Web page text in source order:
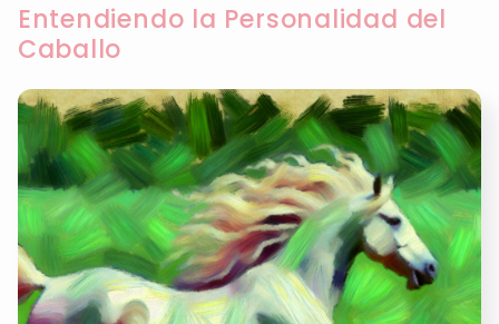
Entendiendo la Personalidad del
Caballo